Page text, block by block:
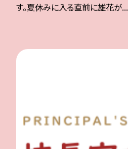
す。夏休みに入る直前に雄花が...